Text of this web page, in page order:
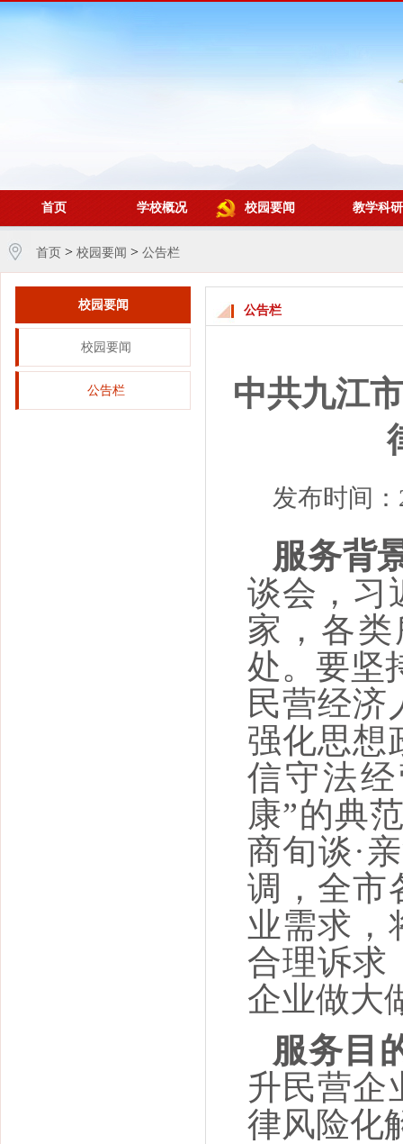
首页 学校概况 校园要闻 教学科研
首页 > 校园要闻 > 公告栏
校园要闻
校园要闻
公告栏
公告栏
中共九江
发布时间
服务背
谈会，习
家，各
处。要坚
民营经济
强化思想
信守法
康”的典
商旬谈·
调，全市
业需求，
合理诉求
企业做大
服务目
升民营企
律风险化